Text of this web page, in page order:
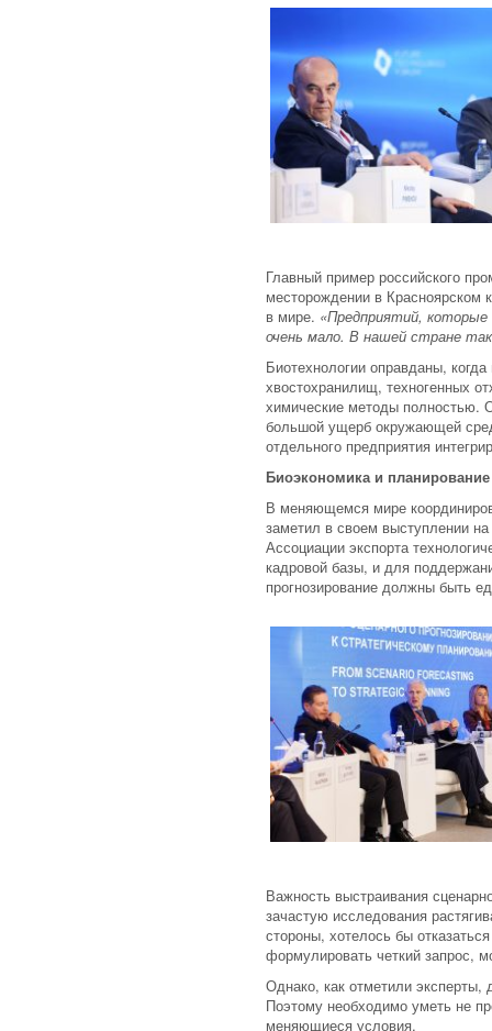
Главный пример российского
месторождении в Красноярском
в мире. «Предприятий,
очень мало. В нашей стране
Биотехнологии оправданы,
хвостохранилищ, техногенных
химические методы полностью.
большой ущерб окружающей
отдельного предприятия
Биоэкономика и планирование
В меняющемся мире
заметил в своем выступлении
Ассоциации экспорта
кадровой базы, и для
прогнозирование должны быть
Важность выстраивания
зачастую исследования
стороны, хотелось бы
формулировать четкий запрос,
Однако, как отметили
Поэтому необходимо уметь не
меняющиеся условия.